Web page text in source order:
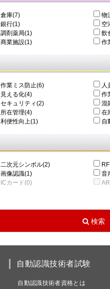
倉庫(7)
物
銀行(1)
空
調剤薬局(1)
飲
商業施設(1) 作
作業ミス防止(6)
人
⾒える化(4)
作
セキュリティ(2)
混
所在管理(4)
在
利便性向上(1) 自
二次元シンボル(2)
画像認識(1)
音
ICカード(0)
自動認識技術者試験
自動認識技術者資格とは